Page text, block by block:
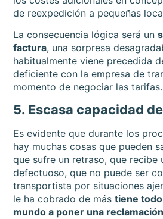
de reexpedición a pequeñas
La consecuencia lógica será un
factura, una sorpresa
habitualmente viene precedida
deficiente con la empresa de
momento de negociar las tarifas.
5. Escasa capacidad
Es evidente que durante los
hay muchas cosas que pueden
que sufre un retraso, que recibe
defectuoso, que no puede ser
transportista por situaciones
le ha cobrado de mástiene
mundo a poner una reclamación